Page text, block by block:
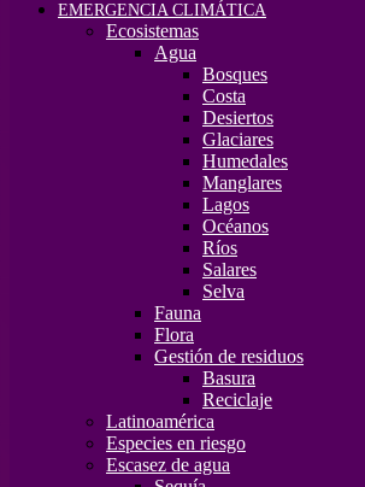
EMERGENCIA CLIMÁTICA
Ecosistemas
Agua
Bosques
Costa
Desiertos
Glaciares
Humedales
Manglares
Lagos
Océanos
Ríos
Salares
Selva
Fauna
Flora
Gestión de residuos
Basura
Reciclaje
Latinoamérica
Especies en riesgo
Escasez de agua